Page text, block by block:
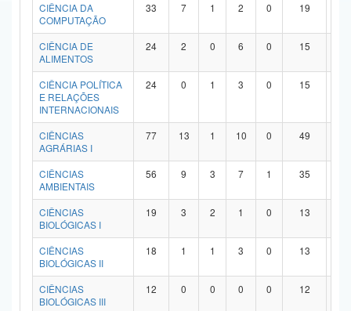
Banco Central do Brasil
CIÊNCIA DA
COMPUTAÇÃO
33 7 1 2 0 19
CIÊNCIA DE
ALIMENTOS
24 2 0 6 0 15
CIÊNCIA POLÍTICA
E RELAÇÕES
INTERNACIONAIS
24 0 1 3 0 15
CIÊNCIAS
AGRÁRIAS I
77 13 1 10 0 49
CIÊNCIAS
AMBIENTAIS
56 9 3 7 1 35
CIÊNCIAS
BIOLÓGICAS I
19 3 2 1 0 13
CIÊNCIAS
BIOLÓGICAS II
18 1 1 3 0 13
CIÊNCIAS
BIOLÓGICAS III
12 0 0 0 0 12